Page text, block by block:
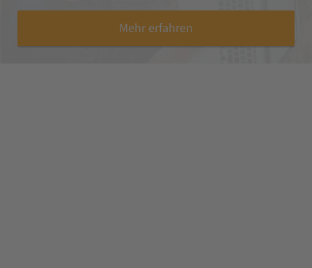
Mehr erfahren